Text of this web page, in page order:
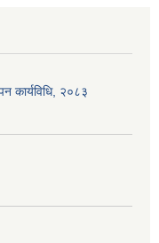
कार्यविधि, २०८३